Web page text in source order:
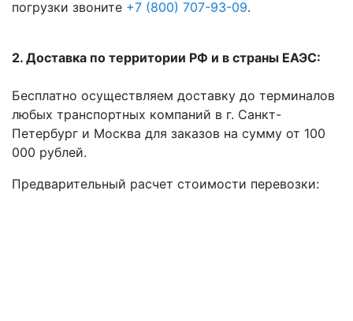
погрузки звоните +7 (800) 707-93-09.
2. Доставка по территории РФ и в страны ЕАЭС:
Бесплатно осуществляем доставку до терминалов
любых транспортных компаний в г. Санкт-
Петербург и Москва для заказов на сумму от 100
000 рублей.
Предварительный расчет стоимости перевозки: